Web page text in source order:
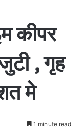
कीपर
, गृह
मे
1 minute read